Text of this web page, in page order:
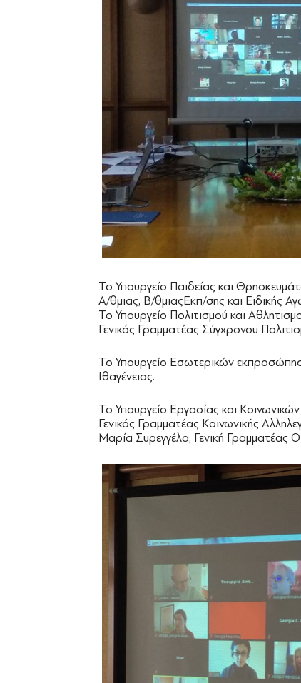
Το Υπουργείο Παιδείας και
Α/θμιας, Β/θμιαςΕκπ/σης και Ειδικής
Το Υπουργείο Πολιτισμού και
Γενικός Γραμματέας Σύγχρονου
Το Υπουργείο Εσωτερικών
Ιθαγένειας.
Το Υπουργείο Εργασίας και
Γενικός Γραμματέας Κοινωνικής
Μαρία Συρεγγέλα, Γενική Γραμματέας